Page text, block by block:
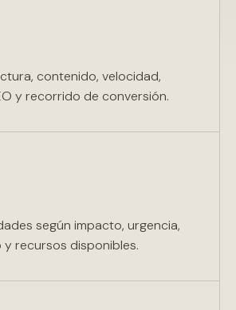
contenido, velocidad,
y recorrido de conversión.
según impacto, urgencia,
recursos disponibles.